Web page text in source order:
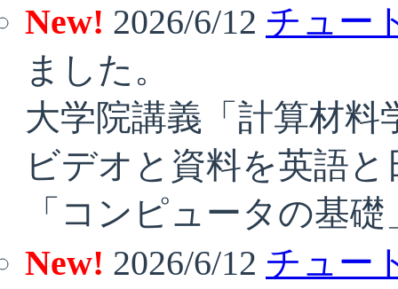
New! 2026/6/12 チュー
ました。
大学院講義「計算材
ビデオと資料を英語
「コンピュータの基
New! 2026/6/12 チュー